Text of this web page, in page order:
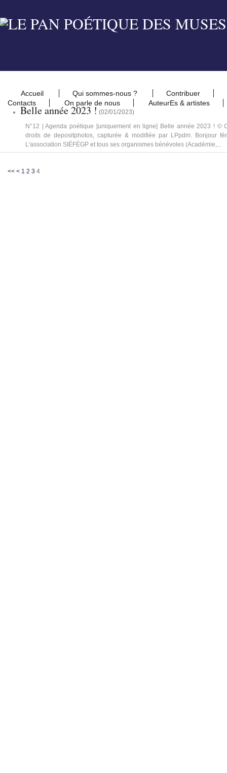
Accueil Qui sommes-nous ?
Contribuer
Contacts
On parle de nous AuteurEs & artistes
Belle année 2023 ! (02/01/2023)
N°12 | Agenda poétique [uniquement en ligne] Belle année 2023 ! ©
droits de depositphotos, capturée & modifiée par LPpdm. Bonjour
L'association SIÉFÉGP et tous ses organismes bénévoles (Académie,...
<< < 1 2 3 4